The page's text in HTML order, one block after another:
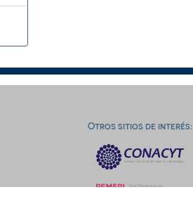
Otros sitios de interés: